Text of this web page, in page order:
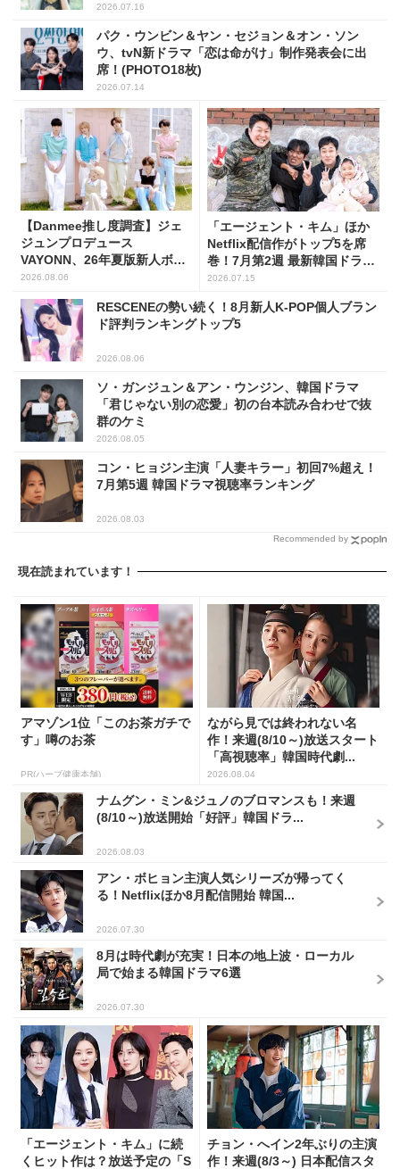
2026.07.16
パク・ウンビン＆ヤン・セジョン＆オン・ソン
ウ、tvN新ドラマ「恋は命がけ」制作発表会に出
席！(PHOTO18枚)
2026.07.14
【Danmee推し度調査】ジェ
ジュンプロデュース
VAYONN、26年夏版新人ボー
イズグループ人気No.1に
2026.08.06
「エージェント・キム」ほか
Netflix配信作がトップ5を席
巻！7月第2週 最新韓国ドラマ
話題性1位～5位
2026.07.15
RESCENEの勢い続く！8月新人K-POP個人ブラン
ド評判ランキングトップ5
2026.08.06
ソ・ガンジュン＆アン・ウンジン、韓国ドラマ
「君じゃない別の恋愛」初の台本読み合わせで抜
群のケミ
2026.08.05
コン・ヒョジン主演「人妻キラー」初回7%超え！
7月第5週 韓国ドラマ視聴率ランキング
2026.08.03
Recommended by
現在読まれています！
アマゾン1位「このお茶ガチで
す」噂のお茶
PR(ハーブ健康本舗)
ながら見では終われない名
作！来週(8/10～)放送スタート
「高視聴率」韓国時代劇...
2026.08.04
ナムグン・ミン&ジュノのブロマンスも！来週
(8/10～)放送開始「好評」韓国ドラ...
2026.08.03
アン・ボヒョン主演人気シリーズが帰ってく
る！Netflixほか8月配信開始 韓国...
2026.07.30
8月は時代劇が充実！日本の地上波・ローカル
局で始まる韓国ドラマ6選
2026.07.30
「エージェント・キム」に続
くヒット作は？放送予定の「S
チョン・へイン2年ぶりの主演
作！来週(8/3～) 日本配信スタ